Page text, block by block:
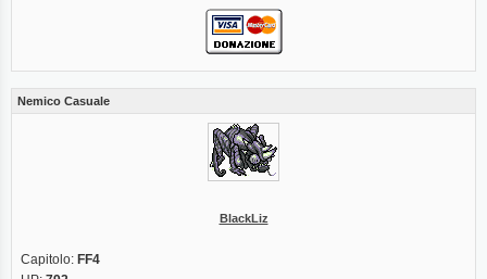
Nemico Casuale
BlackLiz
Capitolo: FF4